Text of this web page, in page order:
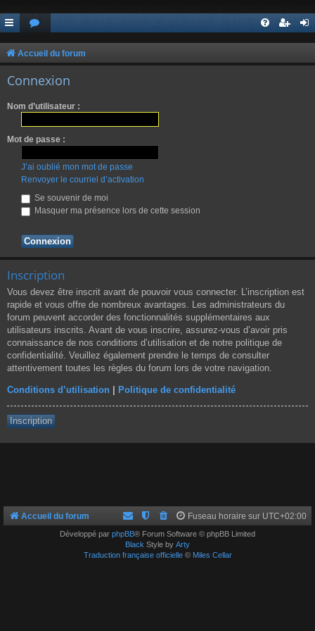
Accueil du forum
Connexion
Nom d’utilisateur :
Mot de passe :
J’ai oublié mon mot de passe
Renvoyer le courriel d’activation
Se souvenir de moi
Masquer ma présence lors de cette session
Inscription
Vous devez être inscrit avant de pouvoir vous connecter. L’inscription est
rapide et vous offre de nombreux avantages. Les administrateurs du
forum peuvent accorder des fonctionnalités supplémentaires aux
utilisateurs inscrits. Avant de vous inscrire, assurez-vous d’avoir pris
connaissance de nos conditions d’utilisation et de notre politique de
confidentialité. Veuillez également prendre le temps de consulter
attentivement toutes les règles du forum lors de votre navigation.
Conditions d’utilisation Politique de confidentialité
Inscription
Accueil du forum Fuseau horaire sur UTC+02:00
Développé par phpBB® Forum Software © phpBB Limited
Black Style by Arty
Traduction française officielle© Miles Cellar